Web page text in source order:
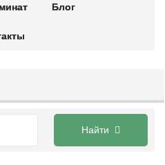
Блог
Найти
каталог
РЕКА